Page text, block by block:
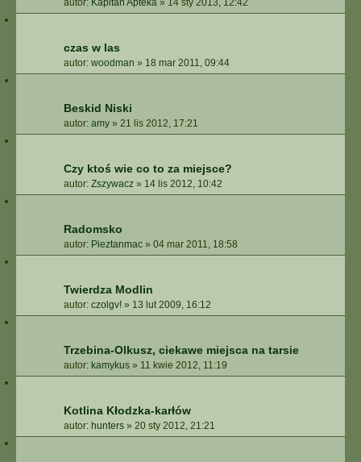
autor: Kapitan Apteka » 14 sty 2013, 12:42
czas w las
autor: woodman » 18 mar 2011, 09:44
Beskid Niski
autor: amy » 21 lis 2012, 17:21
Czy ktoś wie co to za miejsce?
autor: Zszywacz » 14 lis 2012, 10:42
Radomsko
autor: Pieztanmac » 04 mar 2011, 18:58
Twierdza Modlin
autor: czolgv! » 13 lut 2009, 16:12
Trzebina-Olkusz, ciekawe miejsca na tarsie
autor: kamykus » 11 kwie 2012, 11:19
Kotlina Kłodzka-karłów
autor: hunters » 20 sty 2012, 21:21